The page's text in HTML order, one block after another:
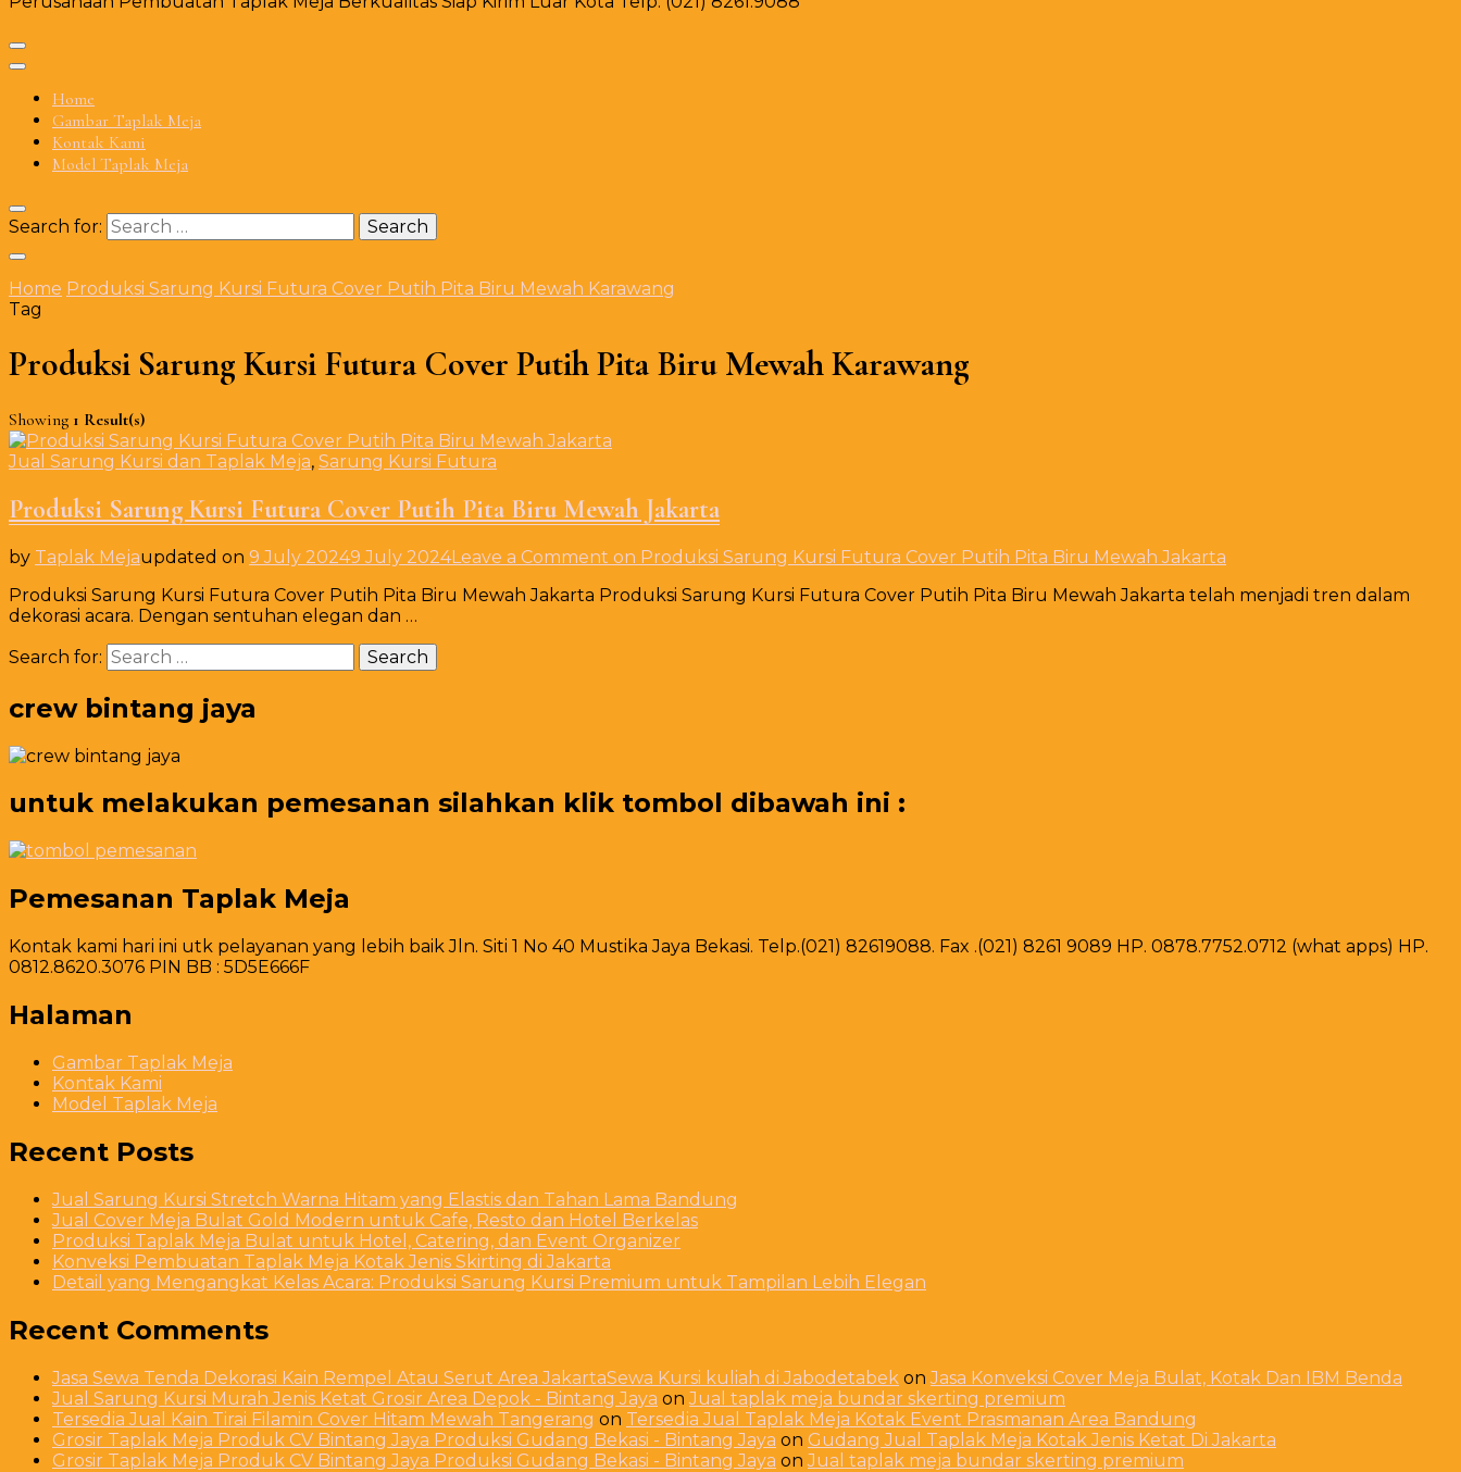
Home
Gambar Taplak Meja
Kontak Kami
Model Taplak Meja
Search for:
Home Produksi Sarung Kursi Futura Cover Putih Pita Biru Mewah Karawang
Tag
Produksi Sarung Kursi Futura Cover Putih Pita Biru Mewah Karawang
Showing 1 Result(s)
Jual Sarung Kursi dan Taplak Meja, Sarung Kursi Futura
Produksi Sarung Kursi Futura Cover Putih Pita Biru Mewah Jakarta
by Taplak Mejaupdated on 9 July 20249 July 2024Leave a Comment on Produksi Sarung Kursi Futura Cover Putih Pita Biru Mewah Jakarta
Produksi Sarung Kursi Futura Cover Putih Pita Biru Mewah Jakarta Produksi Sarung Kursi Futura Cover Putih Pita Biru Mewah Jakarta telah menjadi tren dalam
dekorasi acara. Dengan sentuhan elegan dan …
Search for:
crew bintang jaya
untuk melakukan pemesanan silahkan klik tombol dibawah ini :
Pemesanan Taplak Meja
Kontak kami hari ini utk pelayanan yang lebih baik Jln. Siti 1 No 40 Mustika Jaya Bekasi. Telp.(021) 82619088. Fax .(021) 8261 9089 HP. 0878.7752.0712 (what apps) HP.
0812.8620.3076 PIN BB : 5D5E666F
Halaman
Gambar Taplak Meja
Kontak Kami
Model Taplak Meja
Recent Posts
Jual Sarung Kursi Stretch Warna Hitam yang Elastis dan Tahan Lama Bandung
Jual Cover Meja Bulat Gold Modern untuk Cafe, Resto dan Hotel Berkelas
Produksi Taplak Meja Bulat untuk Hotel, Catering, dan Event Organizer
Konveksi Pembuatan Taplak Meja Kotak Jenis Skirting di Jakarta
Detail yang Mengangkat Kelas Acara: Produksi Sarung Kursi Premium untuk Tampilan Lebih Elegan
Recent Comments
Jasa Sewa Tenda Dekorasi Kain Rempel Atau Serut Area JakartaSewa Kursi kuliah di Jabodetabek onJasa Konveksi Cover Meja Bulat, Kotak Dan IBM Benda
Jual Sarung Kursi Murah Jenis Ketat Grosir Area Depok - Bintang Jaya onJual taplak meja bundar skerting premium
Tersedia Jual Kain Tirai Filamin Cover Hitam Mewah Tangerang on Tersedia Jual Taplak Meja Kotak Event Prasmanan Area Bandung
Grosir Taplak Meja Produk CV Bintang Jaya Produksi Gudang Bekasi - Bintang Jaya on Gudang Jual Taplak Meja Kotak Jenis Ketat Di Jakarta
Grosir Taplak Meja Produk CV Bintang Jaya Produksi Gudang Bekasi - Bintang Jaya onJual taplak meja bundar skerting premium